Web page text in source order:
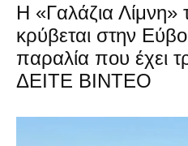
Η «Γαλάζια Λίμνη»
κρύβεται στην
παραλία που έχει
ΔΕΙΤΕ ΒΙΝΤΕΟ